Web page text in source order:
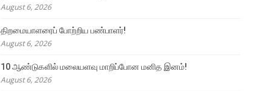
August 6, 2026
திறமையாளரைப் போற்றிய பண்பாளர்!
August 6, 2026
10 ஆண்டுகளில் மலையளவு மாறிப்போன மனித இனம்!
August 6, 2026